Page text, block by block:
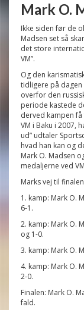
Mark O.
Ikke siden før de
Madsen set så
det store
VM”.
Og den
tidligere på
overfor den
periode kastede
derved kampen
VM i Baku i 2007,
ud” udtaler
hvad han kan og
Mark O. Madsen
medaljerne ved
Marks vej til finalen
1. kamp: Mark O.
6-1.
2. kamp: Mark O.
og 1-0.
3. kamp: Mark O.
4. kamp: Mark O.
2-0.
Finalen: Mark O.
fald.